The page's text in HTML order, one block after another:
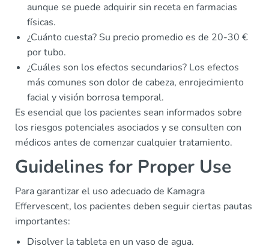
aunque se puede adquirir sin receta en farmacias
físicas.
¿Cuánto cuesta? Su precio promedio es de 20-30 €
por tubo.
¿Cuáles son los efectos secundarios? Los efectos
más comunes son dolor de cabeza, enrojecimiento
facial y visión borrosa temporal.
Es esencial que los pacientes sean informados sobre
los riesgos potenciales asociados y se consulten con
médicos antes de comenzar cualquier tratamiento.
Guidelines for Proper Use
Para garantizar el uso adecuado de Kamagra
Effervescent, los pacientes deben seguir ciertas pautas
importantes:
Disolver la tableta en un vaso de agua.